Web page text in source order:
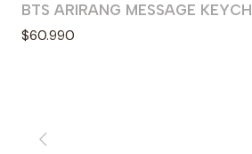
BTS ARIRANG MESSAGE
$60.990